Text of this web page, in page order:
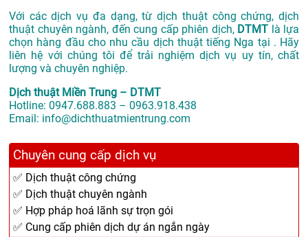
Với các dịch vụ đa dạng, từ dịch thuật công chứng, dịch
thuật chuyên ngành, đến cung cấp phiên dịch, DTMT là lựa
chọn hàng đầu cho nhu cầu dịch thuật tiếng Nga tại . Hãy
liên hệ với chúng tôi để trải nghiệm dịch vụ uy tín, chất
lượng và chuyên nghiệp.
Dịch thuật Miền Trung – DTMT
Hotline: 0947.688.883 – 0963.918.438
Email: info@dichthuatmientrung.com
Chuyên cung cấp dịch vụ
✅ Dịch thuật công chứng
✅ Dịch thuật chuyên ngành
✅ Hợp pháp hoá lãnh sự trọn gói
✅ Cung cấp phiên dịch dự án ngắn ngày